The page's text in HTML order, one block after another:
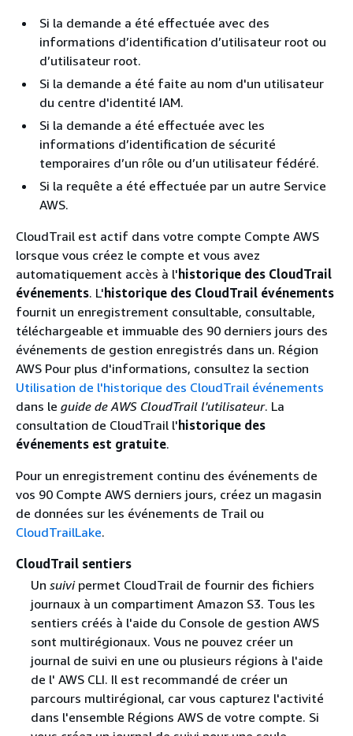
Si la demande a été effectuée avec des
informations d’identification d’utilisateur root ou
d’utilisateur root.
Si la demande a été faite au nom d'un utilisateur
du centre d'identité IAM.
Si la demande a été effectuée avec les
informations d’identification de sécurité
temporaires d’un rôle ou d’un utilisateur fédéré.
Si la requête a été effectuée par un autre Service
AWS.
CloudTrail est actif dans votre compte Compte AWS
lorsque vous créez le compte et vous avez
automatiquement accès à l' historique des CloudTrail
événements. L' historique des CloudTrail événements
fournit un enregistrement consultable, consultable,
téléchargeable et immuable des 90 derniers jours des
événements de gestion enregistrés dans un. Région
AWS Pour plus d'informations, consultez la section
Utilisation de l'historique des CloudTrail événements
dans le guide de AWS CloudTrail l'utilisateur. La
consultation de CloudTrail l' historique des
événements est gratuite.
Pour un enregistrement continu des événements de
vos 90 Compte AWS derniers jours, créez un magasin
de données sur les événements de Trail ou
CloudTrailLake.
CloudTrail sentiers
Un suivipermet CloudTrail de fournir des fichiers
journaux à un compartiment Amazon S3. Tous les
sentiers créés à l'aide du Console de gestion AWS
sont multirégionaux. Vous ne pouvez créer un
journal de suivi en une ou plusieurs régions à l'aide
de l' AWS CLI. Il est recommandé de créer un
parcours multirégional, car vous capturez l'activité
dans l'ensemble Régions AWS de votre compte. Si